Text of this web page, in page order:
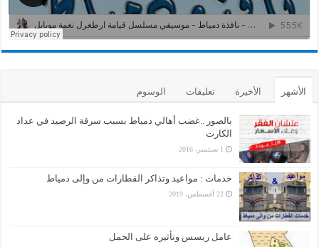
الأشهر الأخيرة تعليقات الوسوم
بالصور ..غضب أهالي دمياط بسبب سرقة الرصيد في عداد
الكارت
1 سبتمبر، 2016
خدمات : مواعيد وتذاكر القطارات من وإلى دمياط
22 أغسطس، 2019
عامل ريسس وتأثيره على الحمل